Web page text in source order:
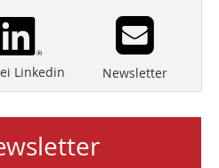
Linkedin Newsletter